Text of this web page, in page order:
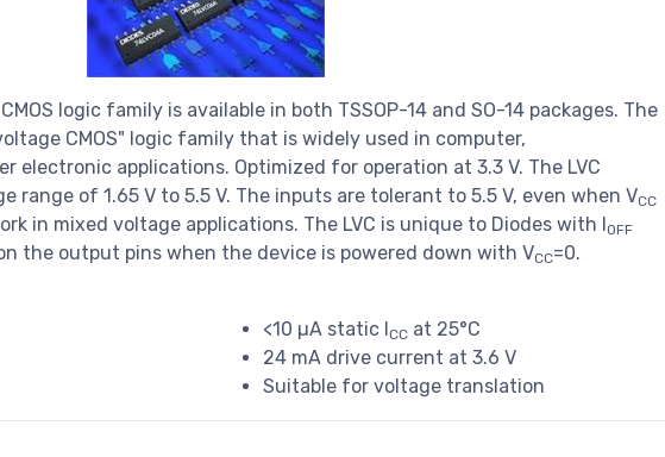
logic family is available in both TSSOP-14 and SO-14 packages. The
CMOS" logic family that is widely used in computer,
electronic applications. Optimized for operation at 3.3 V. The LVC
range of 1.65 V to 5.5 V. The inputs are tolerant to 5.5 V, even when VCC
in mixed voltage applications. The LVC is unique to Diodes with lOFF
the output pins when the device is powered down with VCC=0.
<10 µA static ICC at 25°C
24 mA drive current at 3.6 V
Suitable for voltage translation